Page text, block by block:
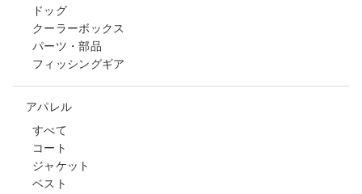
ドッグ
クーラーボックス
パーツ・部品
フィッシングギア
アパレル
すべて
コート
ジャケット
ベスト